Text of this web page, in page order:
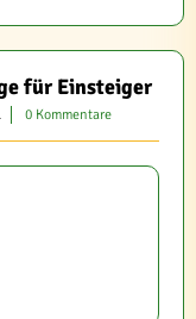
für Einsteiger
0 Kommentare